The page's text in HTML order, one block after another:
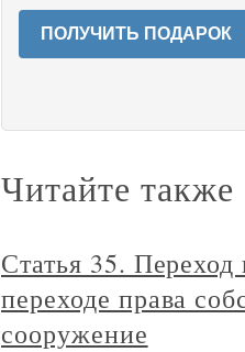
ПОЛУЧИТЬ ПОДАРОК
Читайте также
Статья 35.
переходе права
сооружение